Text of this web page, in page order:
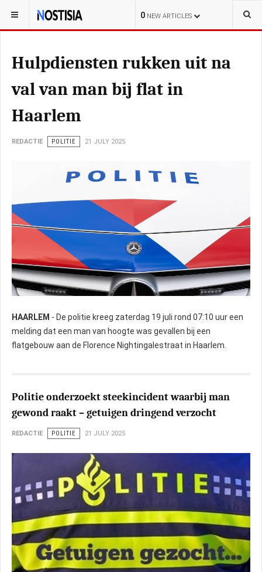
0 NEW ARTICLES
YOU ARE HERE: NEDERLAND
Hulpdiensten rukken uit na
val van man bij flat in
Haarlem
REDACTIE POLITIE 21 JULY 2025
HAARLEM - De politie kreeg zaterdag 19 juli rond 07:10 uur een
melding dat een man van hoogte was gevallen bij een
flatgebouw aan de Florence Nightingalestraat in Haarlem.
Politie onderzoekt steekincident waarbij man
gewond raakt – getuigen dringend verzocht
REDACTIE POLITIE 21 JULY 2025